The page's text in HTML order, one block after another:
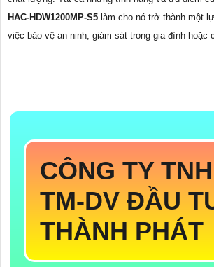
HAC-HDW1200MP-S5 làm cho nó trở thành một
việc bảo vệ an ninh, giám sát trong gia đình hoặc
CÔNG TY
TM-DV ĐẦU
THÀNH PHÁT